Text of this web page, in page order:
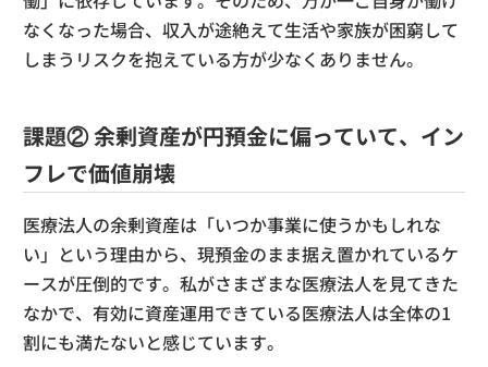
なくなった場合、収入が途絶えて生活や家族が困窮して
しまうリスクを抱えている方が少なくありません。
課題② 余剰資産が円預金に偏っていて、イン
フレで価値崩壊
医療法人の余剰資産は「いつか事業に使うかもしれな
い」という理由から、現預金のまま据え置かれているケ
ースが圧倒的です。私がさまざまな医療法人を見てきた
なかで、有効に資産運用できている医療法人は全体の1
割にも満たないと感じています。